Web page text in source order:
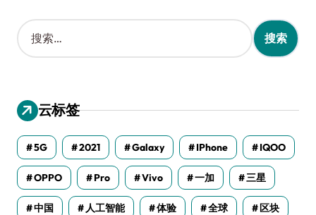
搜
索
：
云标签
5G 2021 Galaxy IPhone IQOO
OPPO Pro Vivo 一加 三星
中国 人工智能 体验 全球 区块